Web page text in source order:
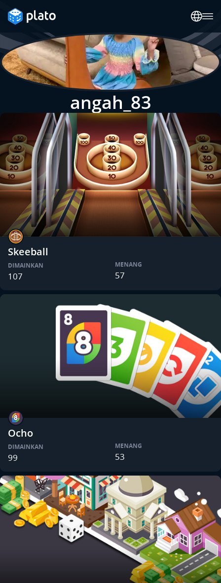
angah_83
Skeeball
DIMAINKAN
107
MENANG
57
Ocho
DIMAINKAN
99
MENANG
53